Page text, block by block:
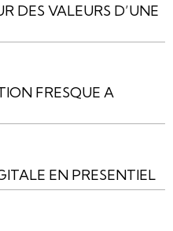
DES VALEURS D’UNE
FRESQUE A
EN PRESENTIEL